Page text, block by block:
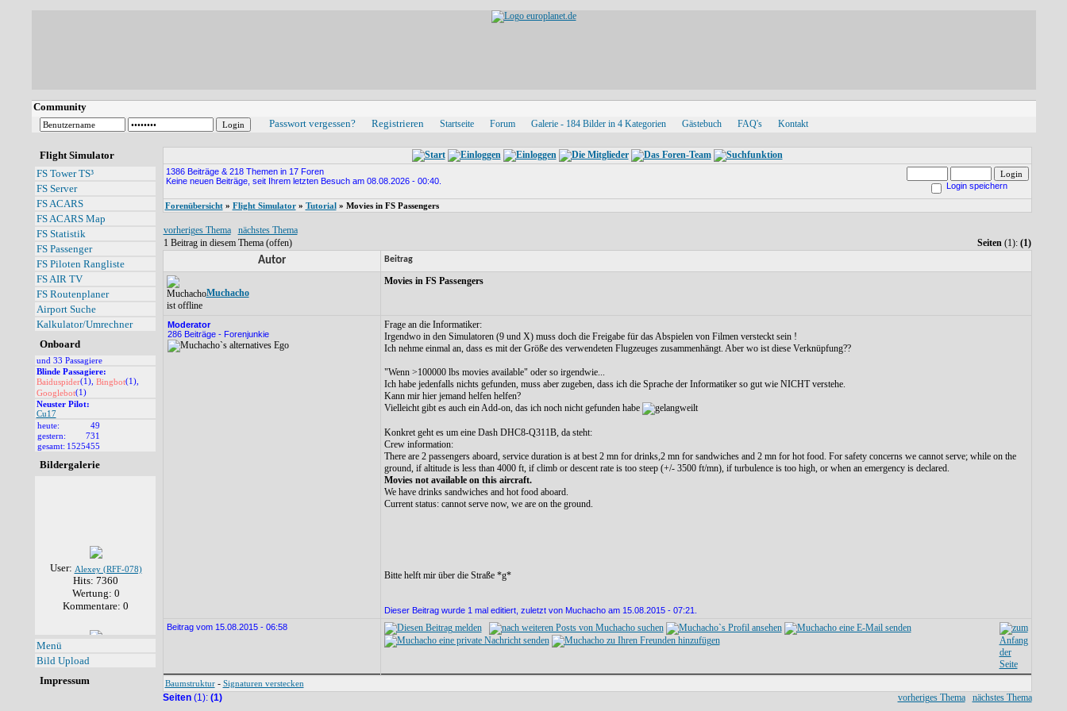
Community
Passwort vergessen?
Registrieren Startseite Forum Galerie - 184 Bilder in 4 Kategorien Gästebuch FAQ's Kontakt
Flight Simulator
FS Tower TS³
FS Server
FS ACARS
FS ACARS Map
FS Statistik
FS Passenger
FS Piloten Rangliste
FS AIR TV
FS Routenplaner
Airport Suche
Kalkulator/Umrechner
Onboard
und 33 Passagiere
Blinde Passagiere:
Baiduspider(1), Bingbot(1),
Googlebot(1)
Neuster Pilot:
Cu17
heute:
49
gestern:
731
gesamt: 1525455
Bildergalerie
User: Alexey (RFF-078)
Hits: 7360
Wertung: 0
Kommentare: 0
User:
Hits: 7140
Kommentare: 1
Menü
Bild Upload
Impressum
1386 Beiträge & 218 Themen in 17 Foren
Keine neuen Beiträge, seit Ihrem letzten Besuch am 08.08.2026 - 00:40.
Login speichern
Forenübersicht» Flight Simulator» Tutorial» Movies in FS Passengers
vorheriges Thema
nächstes Thema
1 Beitrag in diesem Thema (offen)
Seiten(1): (1)
Autor Beitrag
Muchacho
Movies in FS Passengers
Moderator
286 Beiträge - Forenjunkie
Frage an die Informatiker:
Irgendwo in den Simulatoren (9 und X) muss doch die Freigabe für das Abspielen von Filmen versteckt sein !
Ich nehme einmal an, dass es mit der Größe des verwendeten Flugzeuges zusammenhängt. Aber wo ist diese Verknüpfung??
"Wenn >100000 lbs movies available" oder so irgendwie...
Ich habe jedenfalls nichts gefunden, muss aber zugeben, dass ich die Sprache der Informatiker so gut wie NICHT verstehe.
Kann mir hier jemand helfen helfen?
Vielleicht gibt es auch ein Add-on, das ich noch nicht gefunden habe
Konkret geht es um eine Dash DHC8-Q311B, da steht:
Crew information:
There are 2 passengers aboard, service duration is at best 2 mn for drinks,2 mn for sandwiches and 2 mn for hot food. For safety concerns we cannot serve; while on the
ground, if altitude is less than 4000 ft, if climb or descent rate is too steep (+/- 3500 ft/mn), if turbulence is too high, or when an emergency is declared.
Movies not available on this aircraft.
We have drinks sandwiches and hot food aboard.
Current status: cannot serve now, we are on the ground.
Bitte helft mir über die Straße *g*
Dieser Beitrag wurde 1 mal editiert, zuletzt von Muchacho am 15.08.2015 - 07:21.
Beitrag vom 15.08.2015 - 06:58
Baumstruktur- Signaturen verstecken
Seiten(1): (1) vorheriges Thema nächstes Thema